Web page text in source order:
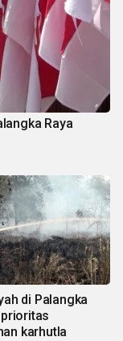
Raya
di Palangka
karhutla